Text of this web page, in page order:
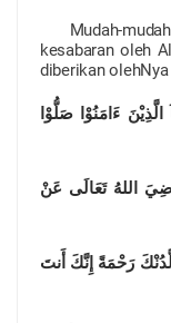
Mudah-
kesabaran oleh
diberikan
ءَامَنُوْا صَلُّوْا
اللهُ تَعَالَى عَنْ
لَّدُنْكَ رَحْمَةً إِنَّكَ أَنتَ